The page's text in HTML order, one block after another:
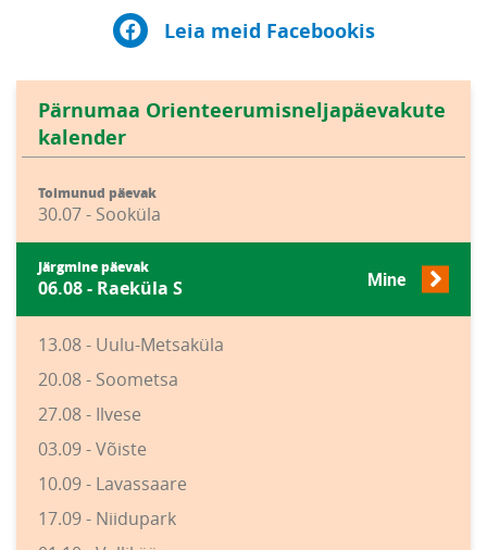
Leia meid Facebookis
Pärnumaa Orienteerumisneljapäevakute
kalender
Toimunud päevak
30.07 - Sooküla
Järgmine päevak
06.08 - Raeküla S Mine
13.08 - Uulu-Metsaküla
20.08 - Soometsa
27.08 - Ilvese
03.09 - Võiste
10.09 - Lavassaare
17.09 - Niidupark